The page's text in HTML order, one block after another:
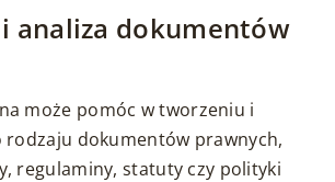
analiza dokumentów
może pomóc w tworzeniu i
rodzaju dokumentów prawnych,
regulaminy, statuty czy polityki